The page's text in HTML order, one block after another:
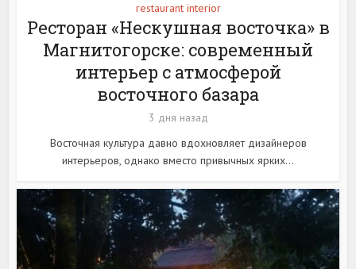
restaurant interior
Ресторан «Нескушная восточка» в
Магнитогорске: современный
интерьер с атмосферой
восточного базара
3 дня назад
Восточная культура давно вдохновляет дизайнеров
интерьеров, однако вместо привычных ярких...